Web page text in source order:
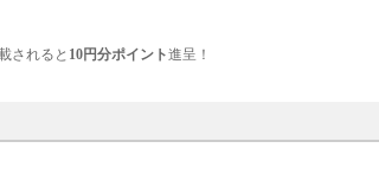
されると 10円分ポイント進呈！